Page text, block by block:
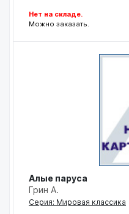
Нет на складе.
Можно заказать.
Алые паруса
Грин А.
Серия: Мировая классика